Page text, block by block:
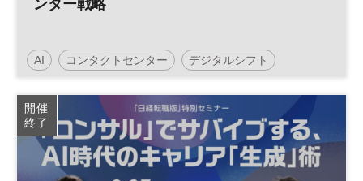
ンター戦略
AI コンタクトセンター デジタルシフト
人工知能 CX 参加無料
日経メッセプレミアム・カンファレンス・シリーズ
プレミアム・カンファレンス・シリーズ
開催
終了